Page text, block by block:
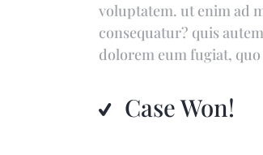
voluptatem. ut enim ad
consequatur? quis
dolorem eum fugiat,
Case Won!